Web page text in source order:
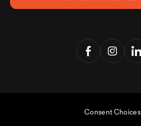
Consent Choices